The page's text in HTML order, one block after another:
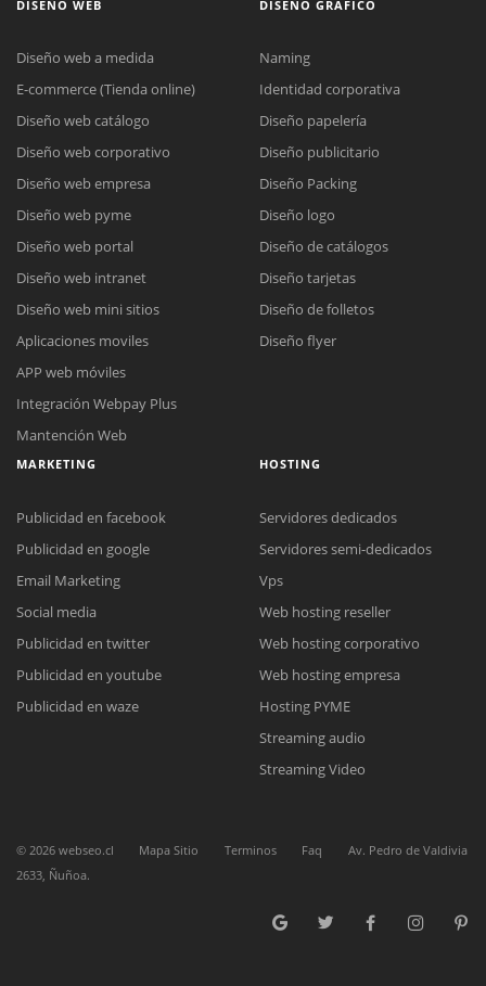
Reunión online
Nuestros ejecutivos le enviarán un correo electrónico con el enlace a
Cotización
Complete el formulario y nos contactaremos a la brevedad.
Chat Online
Todos nuestros ejecutivos están fuera de línea. Complete el formulario
para enviarnos un correo electrónico con sus datos personales.
DISEÑO WEB
Diseño web a medida
E-commerce (Tienda online)
Diseño web catálogo
Diseño web corporativo
Diseño web empresa
Diseño web pyme
Diseño web portal
Diseño web intranet
Diseño web mini sitios
Aplicaciones moviles
APP web móviles
Integración Webpay Plus
Mantención Web
DISEÑO GRAFICO
Naming
Identidad corporativa
Diseño papelería
Diseño publicitario
Diseño Packing
Diseño logo
Diseño de catálogos
Diseño tarjetas
Diseño de folletos
Diseño flyer
MARKETING
Publicidad en facebook
Publicidad en google
Email Marketing
Social media
Publicidad en twitter
Publicidad en youtube
Publicidad en waze
HOSTING
Servidores dedicados
Servidores semi-dedicados
Vps
Web hosting reseller
Web hosting corporativo
Web hosting empresa
Hosting PYME
Streaming audio
Streaming Video
© 2026 webseo.cl Mapa Sitio Terminos Faq
Av. Pedro de Valdivia
2633, Ñuñoa.